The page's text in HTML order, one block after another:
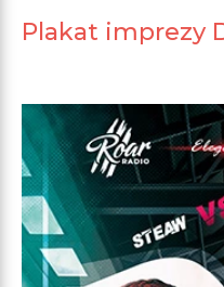
Plakat imprezy